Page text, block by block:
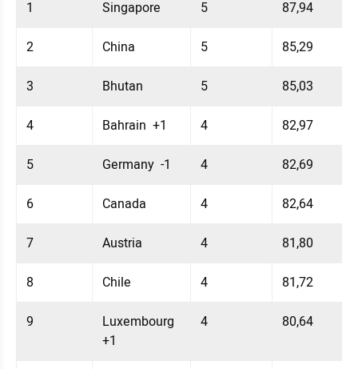
1 Singapore 5 87,94
2 China 5 85,29
3 Bhutan 5 85,03
4 Bahrain  +1 4 82,97
5 Germany  -1 4 82,69
6 Canada 4 82,64
7 Austria 4 81,80
8 Chile 4 81,72
9
Luxembourg
+1
4 80,64